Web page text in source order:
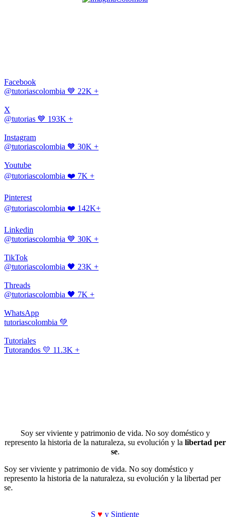
Facebook
@tutoriascolombia 💙 22K +
X
@tutorias 💙 193K +
Instagram
@tutoriascolombia 🧡 30K +
Youtube
@tutoriascolombia ❤️ 7K +
Pinterest
@tutoriascolombia ❤️ 142K+
Linkedin
@tutoriascolombia 💙 30K +
TikTok
@tutoriascolombia 🖤 23K +
Threads
@tutoriascolombia 🖤 7K +
WhatsApp
tutoriascolombia 💚
Tutoriales
Tutorandos 💛 11.3K +
Soy ser viviente y patrimonio de vida. No soy doméstico y
represento la historia de la naturaleza, su evolución y la libertad per
se.
Soy ser viviente y patrimonio de vida. No soy doméstico y
represento la historia de la naturaleza, su evolución y la libertad per
se.
S ♥ y Sintiente